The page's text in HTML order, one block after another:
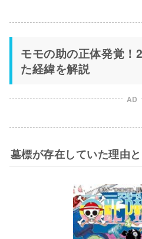
モモの助の正体発覚！
た経緯を解説
AD
墓標が存在していた理由と